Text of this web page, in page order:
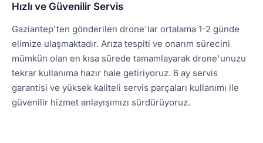
Hızlı ve Güvenilir Servis
Gaziantep'ten gönderilen drone'lar ortalama 1-2 günde
elimize ulaşmaktadır. Arıza tespiti ve onarım sürecini
mümkün olan en kısa sürede tamamlayarak drone'unuzu
tekrar kullanıma hazır hale getiriyoruz. 6 ay servis
garantisi ve yüksek kaliteli servis parçaları kullanımı ile
güvenilir hizmet anlayışımızı sürdürüyoruz.